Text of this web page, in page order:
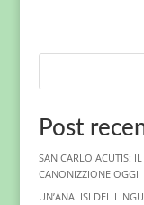
Post
SAN CARLO ACUTIS:
CANONIZZIONE OGGI
UN’ANALISI DEL